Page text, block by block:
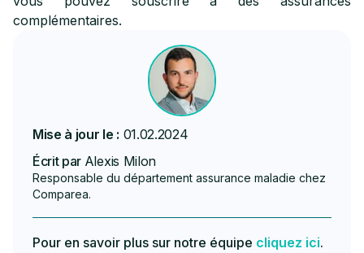
complémentaires.
Mise à jour le : 01.02.2024
Écrit par Alexis Milon
Responsable du département assurance maladie chez
Comparea.
Pour en savoir plus sur notre équipe cliquez ici.